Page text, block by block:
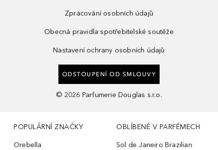
Zpracování osobních údajů
Obecná pravidla spotřebitelské soutěže
Nastavení ochrany osobních údajů
ODSTOUPENÍ OD SMLOUVY
© 2026 Parfumerie Douglas s.r.o.
POPULÁRNÍ ZNAČKY
Orebella
OBLÍBENÉ V PARFÉMECH
Sol de Janeiro Brazilian